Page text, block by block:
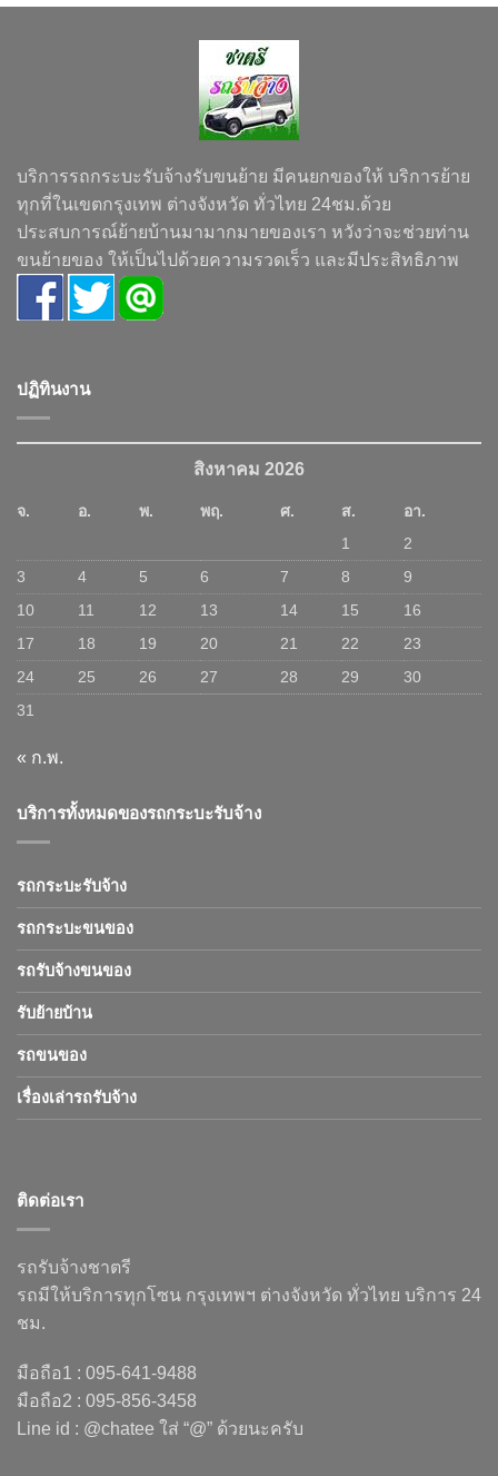
บริการรถกระบะรับจ้างรับขนย้าย มีคนยกของให้ บริการย้าย
ทุกที่ในเขตกรุงเทพ ต่างจังหวัด ทั่วไทย 24ชม.ด้วย
ประสบการณ์ย้ายบ้านมามากมายของเรา หวังว่าจะช่วยท่าน
ขนย้ายของ ให้เป็นไปด้วยความรวดเร็ว และมีประสิทธิภาพ
ปฏิทินงาน
สิงหาคม 2026
จ. อ. พ. พฤ. ศ. ส.
อา.
1
2
3
4 5 6 7 8
9
10
11 12 13 14 15
16
17
18 19 20 21 22
23
24
25 26 27 28 29
30
31
« ก.พ.
บริการทั้งหมดของรถกระบะรับจ้าง
รถกระบะรับจ้าง
รถกระบะขนของ
รถรับจ้างขนของ
รับย้ายบ้าน
รถขนของ
เรื่องเล่ารถรับจ้าง
ติดต่อเรา
รถรับจ้างชาตรี
รถมีให้บริการทุกโซน กรุงเทพฯ ต่างจังหวัด ทั่วไทย บริการ 24
ชม.
มือถือ1 : 095-641-9488
มือถือ2 : 095-856-3458
Line id : @chatee ใส่ “@” ด้วยนะครับ